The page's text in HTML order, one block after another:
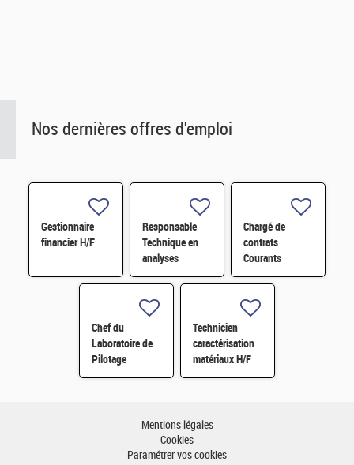
Nos dernières offres d'emploi
Gestionnaire
financier H/F
Responsable
Technique en
analyses
radiologiques
Chargé de
contrats
Courants
Faibles (CFA)
Chef du
Laboratoire de
Pilotage
Intelligent des
Technicien
caractérisation
matériaux H/F
Mentions légales
Cookies
Paramétrer vos cookies